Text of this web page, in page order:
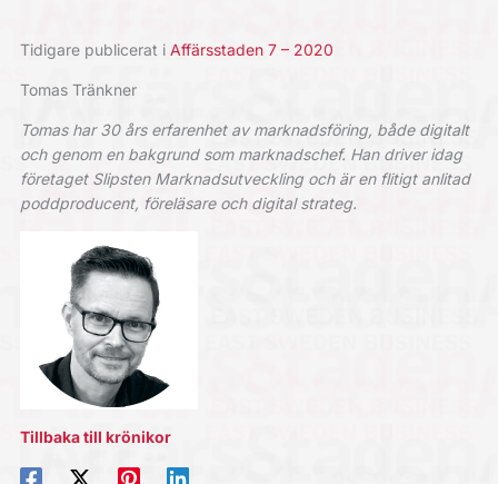
Tidigare publicerat i Affärsstaden 7 – 2020
Tomas Tränkner
Tomas har 30 års erfarenhet av marknadsföring, både digitalt
och genom en bakgrund som marknadschef. Han driver idag
företaget Slipsten Marknadsutveckling och är en flitigt anlitad
poddproducent, föreläsare och digital strateg.
Tillbaka till krönikor